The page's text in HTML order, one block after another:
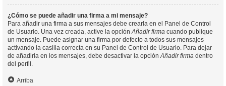
¿Cómo se puede añadir una firma a mi mensaje?
Para añadir una firma a sus mensajes debe crearla en el Panel de Control
de Usuario. Una vez creada, active la opciónAñadir firma cuando publique
un mensaje. Puede asignar una firma por defecto a todos sus mensajes
activando la casilla correcta en su Panel de Control de Usuario. Para dejar
de añadirla en los mensajes, debe desactivar la opciónAñadir firma dentro
del perfil.
Arriba